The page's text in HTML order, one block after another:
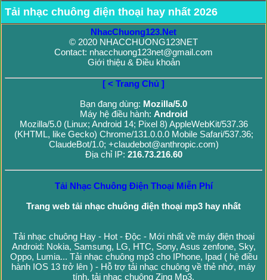
Tải nhạc chuông điện thoại hay nhất 2026
NhacChuong123.Net
© 2020 NHACCHUONG123NET
Contact: nhacchuong123net@gmail.com
Giới thiệu & Điều khoản
[ < Trang Chủ ]
Bạn đang dùng: Mozilla/5.0
Máy hệ điều hành: Android
Mozilla/5.0 (Linux; Android 14; Pixel 8) AppleWebKit/537.36
(KHTML, like Gecko) Chrome/131.0.0.0 Mobile Safari/537.36;
ClaudeBot/1.0; +claudebot@anthropic.com)
Địa chỉ IP: 216.73.216.60
Tải Nhạc Chuông Điện Thoại Miễn Phí
Trang web tải nhạc chuông điện thoại mp3 hay nhất
Tải nhạc chuông Hay - Hot - Độc - Mới nhất về máy điện thoại
Android: Nokia, Samsung, LG, HTC, Sony, Asus zenfone, Sky,
Oppo, Lumia... Tải nhạc chuông mp3 cho IPhone, Ipad ( hệ điều
hành IOS 13 trở lên ) - Hỗ trợ tải nhạc chuông về thẻ nhớ, máy
tính, tải nhạc chuông Zing Mp3.